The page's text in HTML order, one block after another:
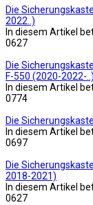
Die
2022..)
In diesem Artikel
0627
Die
F-550 (2020-2022-..)
In diesem Artikel
0774
Die
In diesem Artikel
0697
Die
2018-2021)
In diesem Artikel
0627